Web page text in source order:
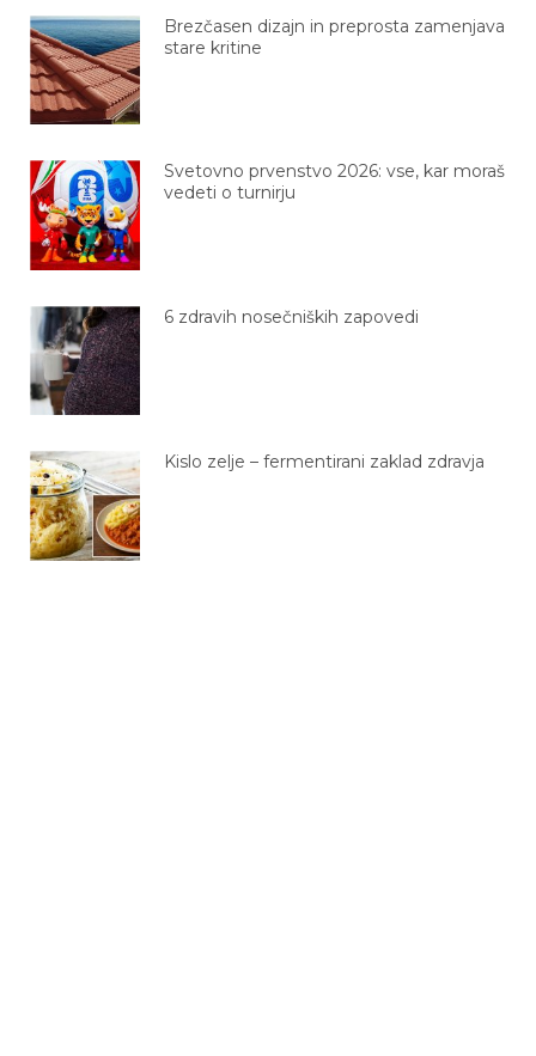
Brezčasen dizajn in preprosta zamenjava
stare kritine
Svetovno prvenstvo 2026: vse, kar moraš
vedeti o turnirju
6 zdravih nosečniških zapovedi
Kislo zelje – fermentirani zaklad zdravja